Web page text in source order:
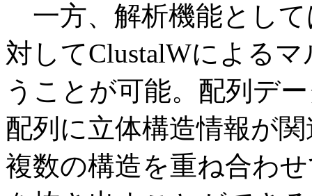
一方、解析機能とし
対してClustalWによる
うことが可能。配列デ
配列に立体構造情報が
複数の構造を重ね合わ